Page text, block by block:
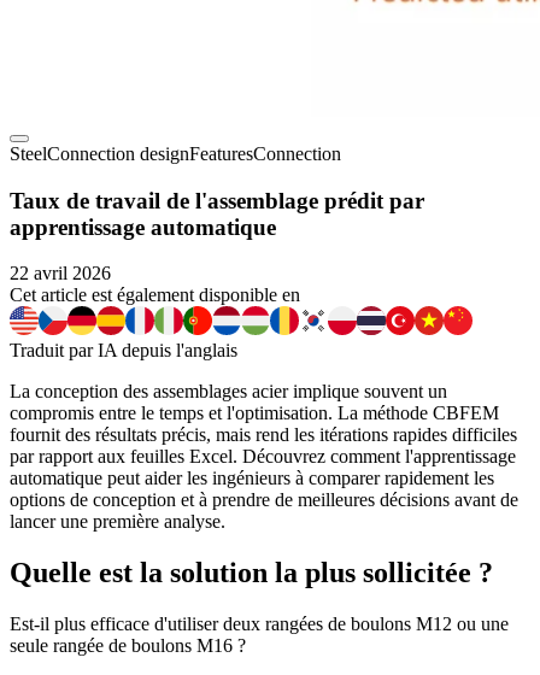
SteelConnection designFeaturesConnection
Taux de travail de l'assemblage prédit par
apprentissage automatique
22 avril 2026
Cet article est également disponible en
Traduit par IA depuis l'anglais
La conception des assemblages acier implique souvent un
compromis entre le temps et l'optimisation. La méthode CBFEM
fournit des résultats précis, mais rend les itérations rapides difficiles
par rapport aux feuilles Excel. Découvrez comment l'apprentissage
automatique peut aider les ingénieurs à comparer rapidement les
options de conception et à prendre de meilleures décisions avant de
lancer une première analyse.
Quelle est la solution la plus sollicitée ?
Est-il plus efficace d'utiliser deux rangées de boulons M12 ou une
seule rangée de boulons M16 ?